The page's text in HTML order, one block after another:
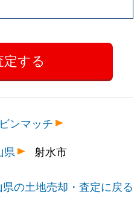
ンマッチ
県 射水市
の土地売却・査定に戻る